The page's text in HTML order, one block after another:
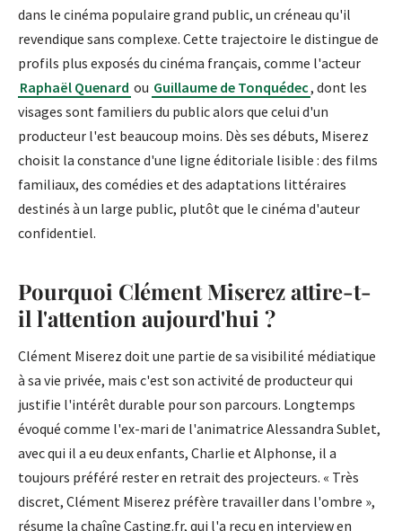
dans le cinéma populaire grand public, un créneau qu'il
revendique sans complexe. Cette trajectoire le distingue de
profils plus exposés du cinéma français, comme l'acteur
Raphaël Quenard ou Guillaume de Tonquédec, dont les
visages sont familiers du public alors que celui d'un
producteur l'est beaucoup moins. Dès ses débuts, Miserez
choisit la constance d'une ligne éditoriale lisible : des films
familiaux, des comédies et des adaptations littéraires
destinés à un large public, plutôt que le cinéma d'auteur
confidentiel.
Pourquoi Clément Miserez attire-t-
il l'attention aujourd'hui ?
Clément Miserez doit une partie de sa visibilité médiatique
à sa vie privée, mais c'est son activité de producteur qui
justifie l'intérêt durable pour son parcours. Longtemps
évoqué comme l'ex-mari de l'animatrice Alessandra Sublet,
avec qui il a eu deux enfants, Charlie et Alphonse, il a
toujours préféré rester en retrait des projecteurs. « Très
discret, Clément Miserez préfère travailler dans l'ombre »,
résume la chaîne Casting.fr, qui l'a reçu en interview en